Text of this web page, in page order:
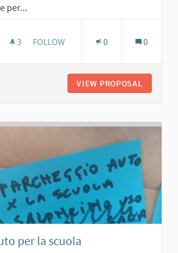
per...
3 3 FOLLOWERS
FOLLOW 0 0
VIEW PROPOSAL
per la scuola